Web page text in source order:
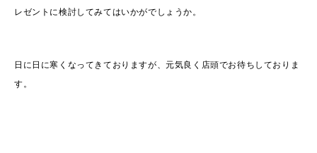
レゼントに検討してみてはいかがでしょうか。
日に日に寒くなってきておりますが、元気良く店頭でお待ちしておりま
す。